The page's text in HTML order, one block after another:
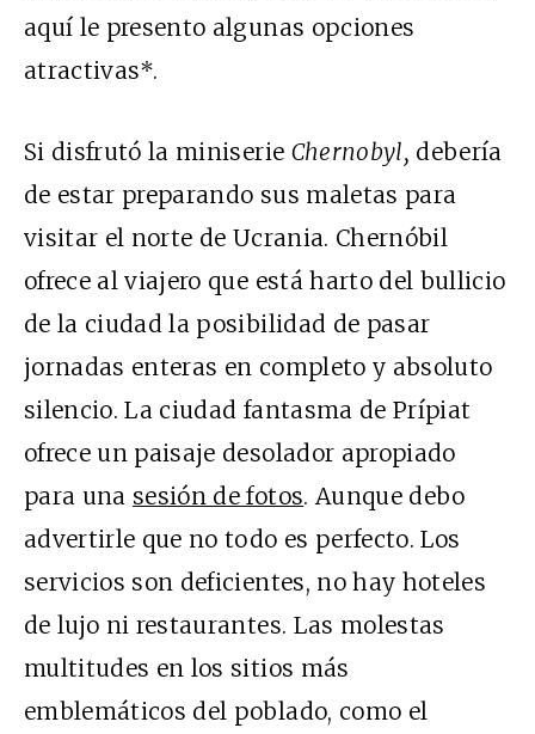
aquí le presento algunas opciones
atractivas*.
Si disfrutó la miniserie Chernobyl, debería
de estar preparando sus maletas para
visitar el norte de Ucrania. Chernóbil
ofrece al viajero que está harto del bullicio
de la ciudad la posibilidad de pasar
jornadas enteras en completo y absoluto
silencio. La ciudad fantasma de Prípiat
ofrece un paisaje desolador apropiado
para una sesión de fotos. Aunque debo
advertirle que no todo es perfecto. Los
servicios son deficientes, no hay hoteles
de lujo ni restaurantes. Las molestas
multitudes en los sitios más
emblemáticos del poblado, como el